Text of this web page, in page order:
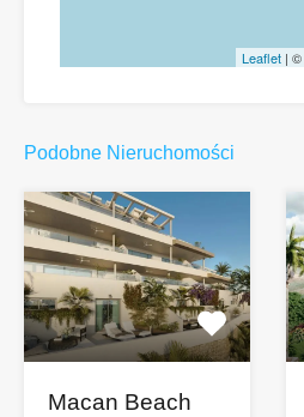
Leaflet | ©
Podobne Nieruchomości
Macan Beach